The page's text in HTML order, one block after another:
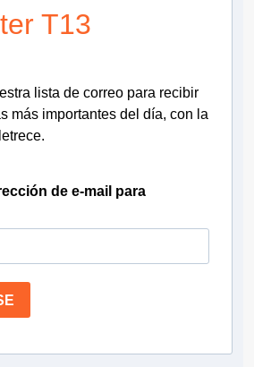
T13
lista de correo para recibir
más importantes del día, con la
de e-mail para